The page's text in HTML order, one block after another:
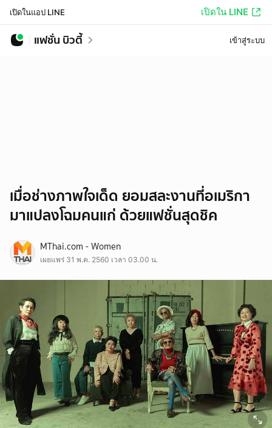
เปิดในแอป LINE เปิดใน LINE
แฟชั่น บิวตี้ เข้าสู่ระบบ
เมื่อช่างภาพใจเด็ด ยอมสละงานที่อเมริกา
มาแปลงโฉมคนแก่ ด้วยแฟชั่นสุดชิค
MThai.com - Women
เผยแพร่ 31 พ.ค. 2560 เวลา 03.00 น.